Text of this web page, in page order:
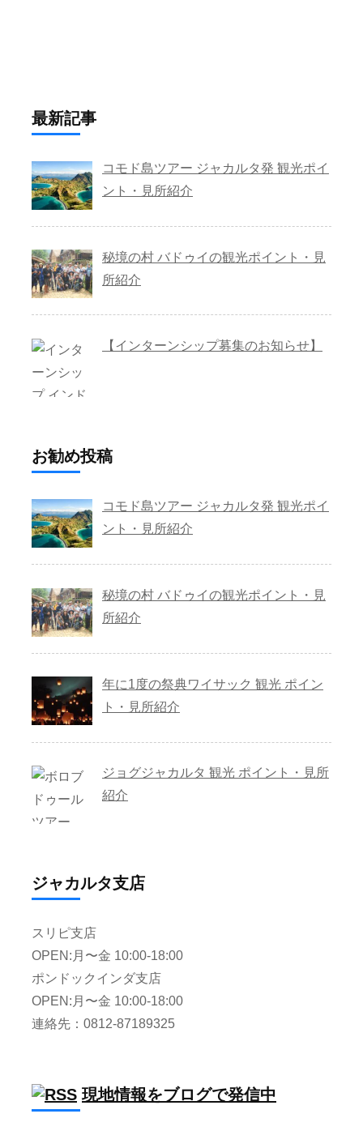
最新記事
コモド島ツアー ジャカルタ発 観光ポイ
ント・見所紹介
秘境の村 バドゥイの観光ポイント・見
所紹介
【インターンシップ募集のお知らせ】
お勧め投稿
コモド島ツアー ジャカルタ発 観光ポイ
ント・見所紹介
秘境の村 バドゥイの観光ポイント・見
所紹介
年に1度の祭典ワイサック 観光 ポイン
ト・見所紹介
ジョグジャカルタ 観光 ポイント・見所
紹介
ジャカルタ支店
スリピ支店
OPEN:月〜金 10:00-18:00
ポンドックインダ支店
OPEN:月〜金 10:00-18:00
連絡先：0812-87189325
現地情報をブログで発信中